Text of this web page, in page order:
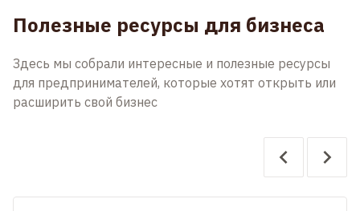
Полезные ресурсы для бизнеса
Здесь мы собрали интересные и полезные ресурсы
для предпринимателей, которые хотят открыть или
расширить свой бизнес